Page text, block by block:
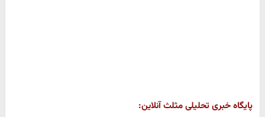
پایگاه خبری تحلیلی مثلث آنلاین: